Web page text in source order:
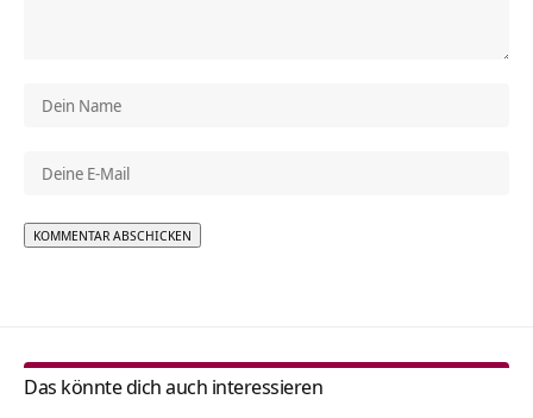
Das könnte dich auch interessieren